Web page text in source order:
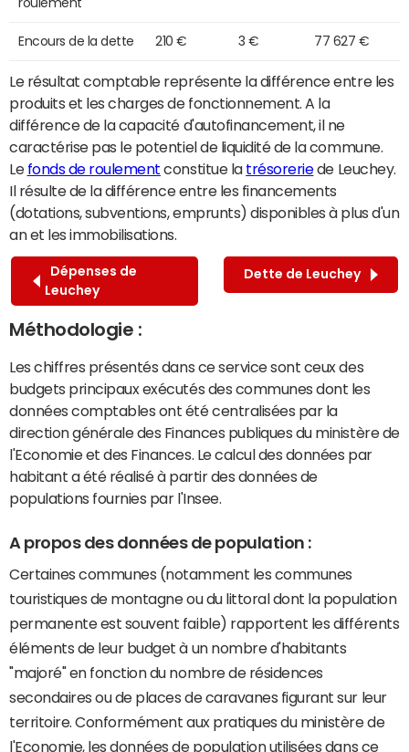
Encours de la dette 210 € 3 € 77 627 €
Le résultat comptable représente la différence entre les
produits et les charges de fonctionnement. A la
différence de la capacité d'autofinancement, il ne
caractérise pas le potentiel de liquidité de la commune.
Le fonds de roulement constitue la trésoreriede Leuchey.
Il résulte de la différence entre les financements
(dotations, subventions, emprunts) disponibles à plus d'un
an et les immobilisations.
Dépenses de
Leuchey
Dette de Leuchey
Méthodologie :
Les chiffres présentés dans ce service sont ceux des
budgets principaux exécutés des communes dont les
données comptables ont été centralisées par la
direction générale des Finances publiques du ministère de
l'Economie et des Finances. Le calcul des données par
habitant a été réalisé à partir des données de
populations fournies par l'Insee.
A propos des données de population :
Certaines communes (notamment les communes
touristiques de montagne ou du littoral dont la population
permanente est souvent faible) rapportent les différents
éléments de leur budget à un nombre d'habitants
"majoré" en fonction du nombre de résidences
secondaires ou de places de caravanes figurant sur leur
territoire. Conformément aux pratiques du ministère de
l'Economie, les données de population utilisées dans ce